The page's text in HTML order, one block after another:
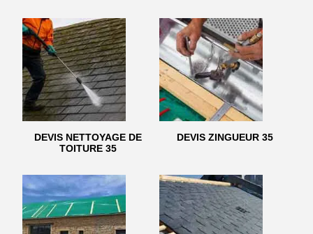
DEVIS NETTOYAGE DE
TOITURE 35
DEVIS ZINGUEUR 35